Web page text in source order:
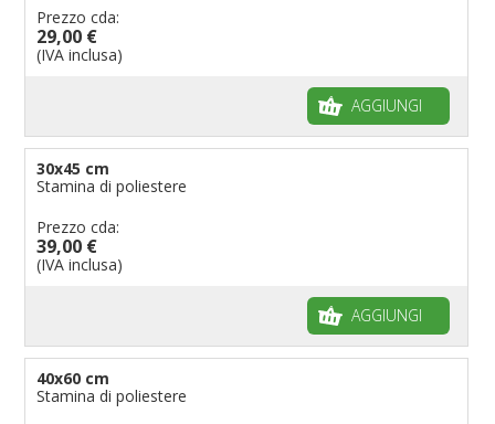
Prezzo cda:
29,00 €
(IVA inclusa)
AGGIUNGI
30x45 cm
Stamina di poliestere
Prezzo cda:
39,00 €
(IVA inclusa)
AGGIUNGI
40x60 cm
Stamina di poliestere